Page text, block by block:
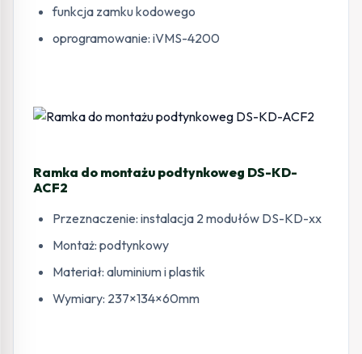
funkcja zamku kodowego
oprogramowanie: iVMS-4200
Ramka do montażu podtynkoweg DS-KD-
ACF2
Przeznaczenie: instalacja 2 modułów DS-KD-xx
Montaż: podtynkowy
Materiał: aluminium i plastik
Wymiary: 237×134×60mm